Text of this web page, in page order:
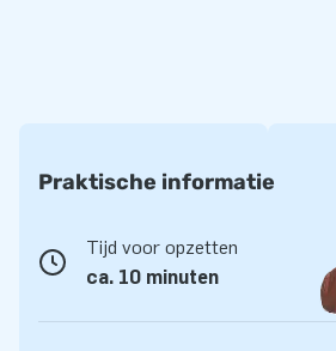
ondergrond zoals gras of strandzand.
JB Inflatables blijft ontwikkelen zodat
of feestorganisatie kunnen
producten en de hoogst mogelijke
Praktische informatie
Tijd voor opzetten
ca. 10 minuten